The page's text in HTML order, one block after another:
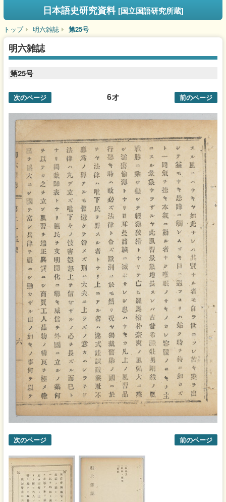
日本語史研究資料 [国立国語研究所蔵]
トップ 明六雑誌 第25号
明六雑誌
第25号
6オ
次のページ 前のページ
次のページ 前のページ